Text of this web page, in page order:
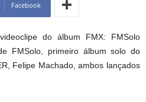
Facebook
do álbum FMX: FMSolo
FMSolo, primeiro álbum solo do
Felipe Machado, ambos lançados